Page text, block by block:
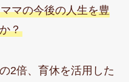
マの今後の人生を豊
？
2倍、育休を活用した